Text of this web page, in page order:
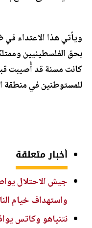
ويأتي هذا الاعتداء
بحق الفلسطينيين
كانت مسنة قد أُصيبت
للمستوطنين في منطقة
أخبار متعلقة
جيش الاحتلال
واستهداف خيام
نتنياهو وكاتس